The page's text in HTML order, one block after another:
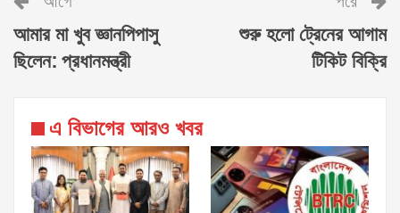
আমার মা খুব জ্ঞানপিপাসু
ছিলেন: প্রধানমন্ত্রী
শুরু হলো ট্রেনের আগাম
টিকিট বিক্রি
এ বিভাগের আরও খবর